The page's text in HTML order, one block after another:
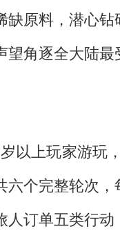
原料，潜心
角逐全大陆
以上玩家游玩
个完整轮次
订单五类行